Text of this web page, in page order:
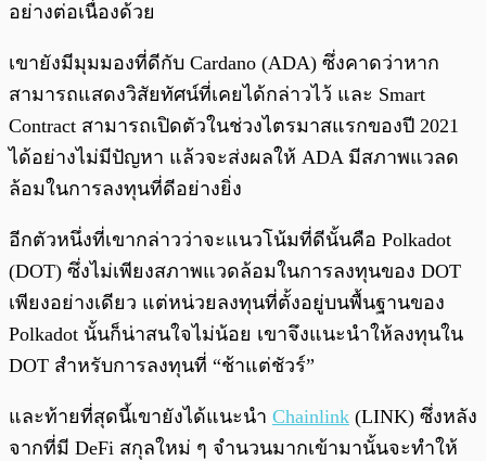
อย่างต่อเนื่องด้วย
เขายังมีมุมมองที่ดีกับ Cardano (ADA) ซึ่งคาดว่าหาก
สามารถแสดงวิสัยทัศน์ที่เคยได้กล่าวไว้ และ Smart
Contract สามารถเปิดตัวในช่วงไตรมาสแรกของปี 2021
ได้อย่างไม่มีปัญหา แล้วจะส่งผลให้ ADA มีสภาพแวลด
ล้อมในการลงทุนที่ดีอย่างยิ่ง
อีกตัวหนึ่งที่เขากล่าวว่าจะแนวโน้มที่ดีนั้นคือ Polkadot
(DOT) ซึ่งไม่เพียงสภาพแวดล้อมในการลงทุนของ DOT
เพียงอย่างเดียว แต่หน่วยลงทุนที่ตั้งอยู่บนพื้นฐานของ
Polkadot นั้นก็น่าสนใจไม่น้อย เขาจึงแนะนำให้ลงทุนใน
DOT สำหรับการลงทุนที่ “ช้าแต่ชัวร์”
และท้ายที่สุดนี้เขายังได้แนะนำ Chainlink (LINK) ซึ่งหลัง
จากที่มี DeFi สกุลใหม่ ๆ จำนวนมากเข้ามานั้นจะทำให้